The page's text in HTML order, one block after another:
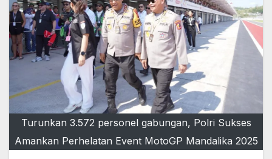
Turunkan 3.572 personel gabungan, Polri Sukses
Amankan Perhelatan Event MotoGP Mandalika 2025